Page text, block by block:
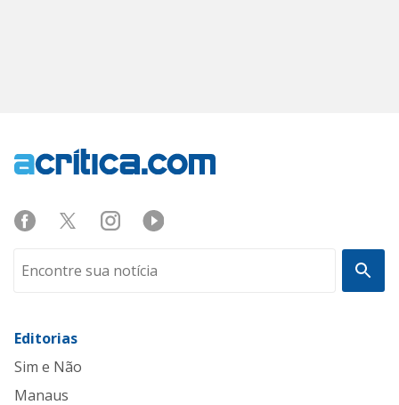
Editorias
Sim e Não
Manaus